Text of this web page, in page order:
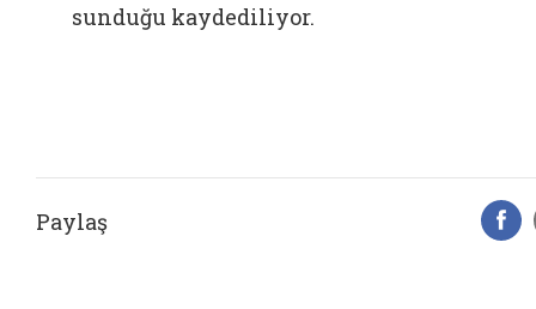
sunduğu kaydediliyor.
Paylaş